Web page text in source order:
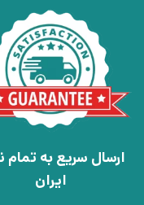
ارسال سریع به تمام
ایران